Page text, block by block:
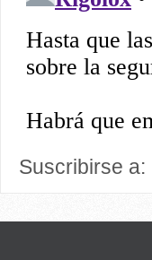
Suscribirse a: